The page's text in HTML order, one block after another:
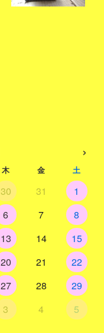
›
木 金 土
30 31
1
6 7
8
13 14
15
20 21
22
27 28
29
3 4 5